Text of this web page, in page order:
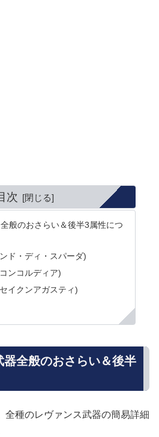
次
般のおさらい＆後半3属性につ
ド・ディ・スパーダ)
ンコルディア)
イクンアガスティ)
器全般のおさらい＆後半
全種のレヴァンス武器の簡易詳細